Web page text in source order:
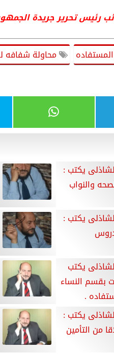
رئيس تحرير جريدة
محاولة شفافه
يكتب :
والنواب
يكتب :
يكتب
بقسم النساء
.
يكتب :
من التأمين